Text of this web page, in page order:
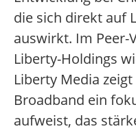
die sich direkt auf
auswirkt. Im Peer-
Liberty-Holdings
Liberty Media
Broadband ein
aufweist, das